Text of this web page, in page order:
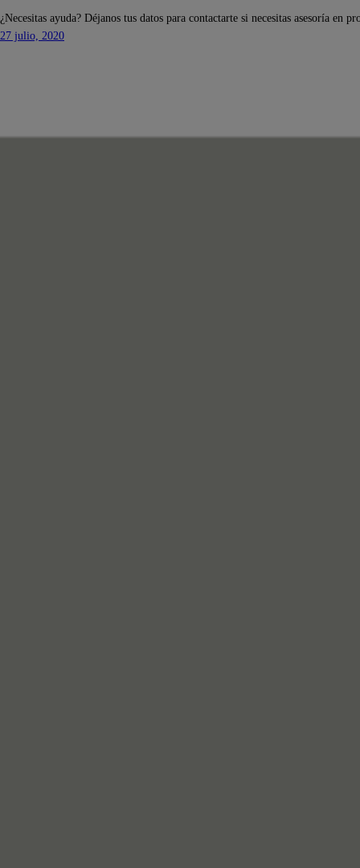
¿Necesitas ayuda? Déjanos tus datos para contactarte si necesitas asesoría en
27 julio, 2020